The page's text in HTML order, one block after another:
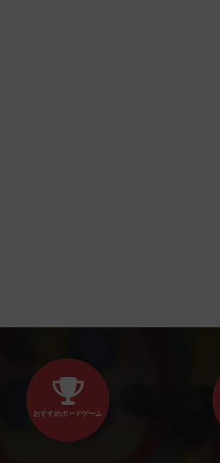
おすすめボードゲーム